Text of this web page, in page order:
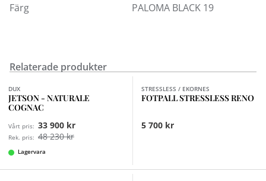
Färg
PALOMA BLACK 19
Relaterade produkter
DUX
JETSON - NATURALE
COGNAC
Vårt pris: 33 900 kr
Rek. pris: 48 230 kr
Lagervara
STRESSLESS / EKORNES
FOTPALL STRESSLESS RENO
5 700 kr